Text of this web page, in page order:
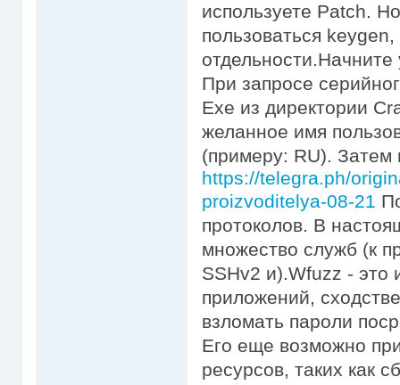
используете Patch.
пользоваться
При запросе
Exe из директории
желанное имя
(примеру: RU).
https://telegra.ph/
proizvoditelya-08-21
протоколов. В
множество служб (к
SSHv2 и).Wfuzz - это
приложений,
взломать пароли
Его еще возможно
ресурсов, таких как